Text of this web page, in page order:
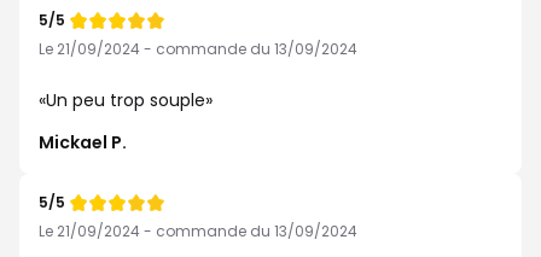
Note
de
5/5
Le 21/09/2024 - commande du 13/09/2024
Un peu trop souple
Mickael P.
Note
de
5/5
Le 21/09/2024 - commande du 13/09/2024